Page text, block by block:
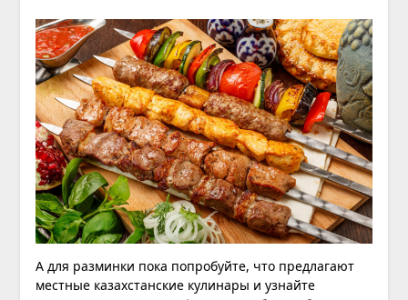
А для разминки пока попробуйте, что предлагают
местные казахстанские кулинары и узнайте